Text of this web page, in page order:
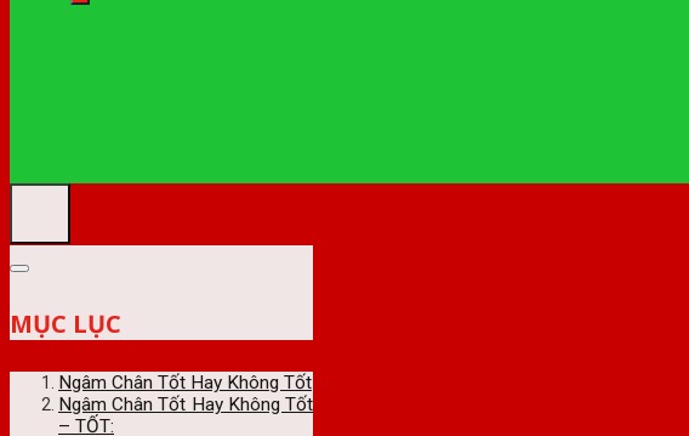
MỤC LỤC
Ngâm Chân Tốt Hay Không Tốt
Ngâm Chân Tốt Hay Không Tốt
– TỐT: